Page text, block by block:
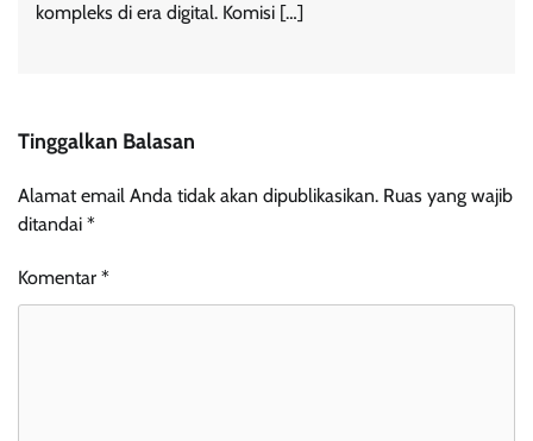
kompleks di era digital. Komisi […]
Tinggalkan Balasan
Alamat email Anda tidak akan dipublikasikan. Ruas yang wajib
ditandai *
Komentar *